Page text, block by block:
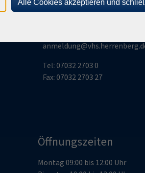
Herrenberg
Tel: 07032 2703 0
Fax: 07032 2703 27
Öffnungszeiten
Montag 09:00 bis 12:00 Uhr
Alle Cookies akzeptieren und